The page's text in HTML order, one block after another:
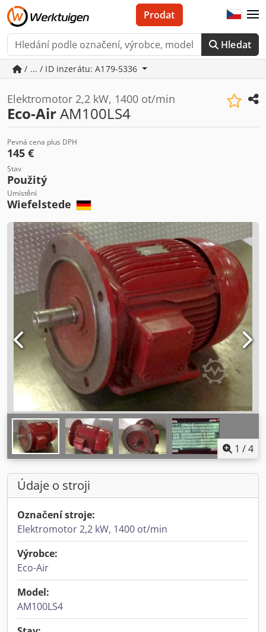
Hledat
Prodat
/ ... / ID inzerátu: A179-5336
Elektromotor 2,2 kW, 1400 ot/min
Eco-AirAM100LS4
Pevná cena plus DPH
145 €
Stav
Použitý
Umístění
Wiefelstede
1 /4
Údaje o stroji
Označení stroje:
Elektromotor 2,2 kW, 1400 ot/min
Výrobce:
Eco-Air
Model:
AM100LS4